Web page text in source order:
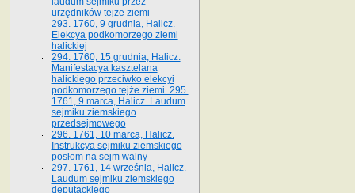
urzędników tejże ziemi
293. 1760, 9 grudnia, Halicz.
Elekcya podkomorzego ziemi
halickiej
294. 1760, 15 grudnia, Halicz.
Manifestacya kasztelana
halickiego przeciwko elekcyi
podkomorzego tejże ziemi. 295.
1761, 9 marca, Halicz. Laudum
sejmiku ziemskiego
przedsejmowego
296. 1761, 10 marca, Halicz.
Instrukcya sejmiku ziemskiego
posłom na sejm walny
297. 1761, 14 września, Halicz.
Laudum sejmiku ziemskiego
deputackiego